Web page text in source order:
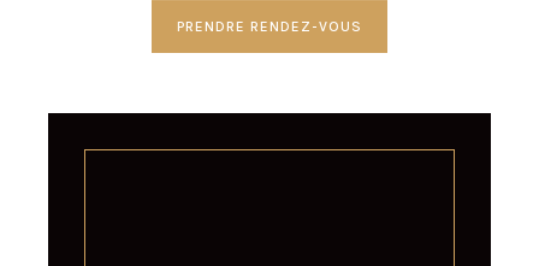
PRENDRE RENDEZ-VOUS